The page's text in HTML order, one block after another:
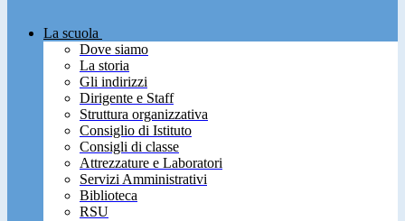
La scuola
Dove siamo
La storia
Gli indirizzi
Dirigente e Staff
Struttura organizzativa
Consiglio di Istituto
Consigli di classe
Attrezzature e Laboratori
Servizi Amministrativi
Biblioteca
RSU